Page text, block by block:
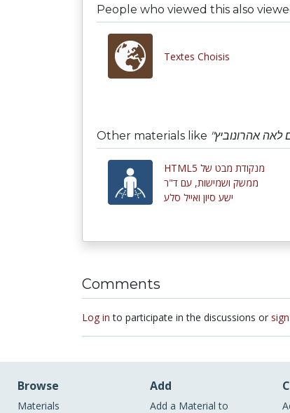
People who viewed this also
Textes Choisis
Other materials like
HTML5 מנקודת מבט של
ממשק ושמישות, עם ד"ר
ישע סיון ואייל סלע
Comments
Log in to participate in the discussions or
Browse
Materials
Add
Add a Material to